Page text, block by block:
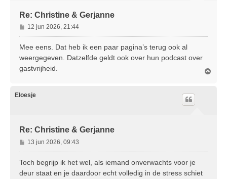
Re: Christine & Gerjanne
B
e
r
h
12 jun 2026, 21:44
Mee eens. Dat heb ik een paar pagina’s terug ook al
weergegeven. Datzelfde geldt ook over hun podcast over
gastvrijheid.
Eloesje
Re: Christine & Gerjanne
B
e
r
13 jun 2026, 09:43
Toch begrijp ik het wel, als iemand onverwachts voor je
deur staat en je daardoor echt volledig in de stress schiet